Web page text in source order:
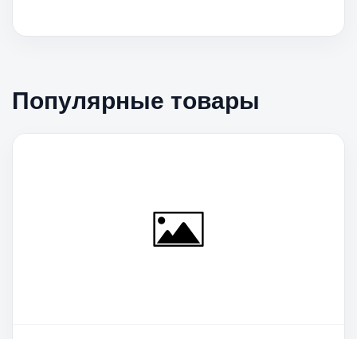
Популярные товары